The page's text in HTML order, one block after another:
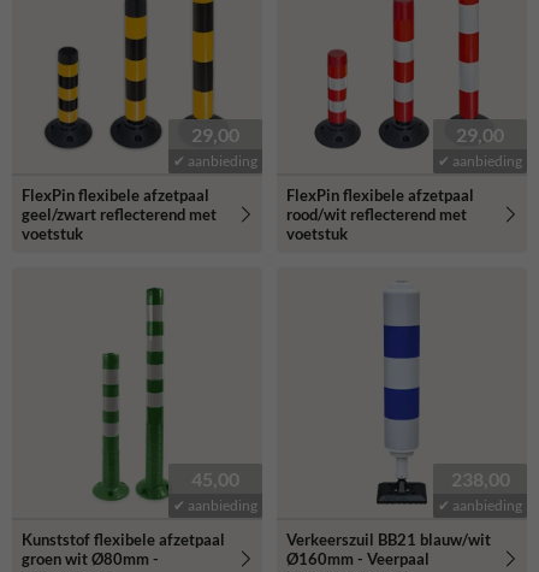
29,00
✔ aanbieding
FlexPin flexibele afzetpaal
geel/zwart reflecterend met
voetstuk
29,00
✔ aanbieding
FlexPin flexibele afzetpaal
rood/wit reflecterend met
voetstuk
45,00
✔ aanbieding
Kunststof flexibele afzetpaal
groen wit Ø80mm -
238,00
✔ aanbieding
Verkeerszuil BB21 blauw/wit
Ø160mm - Veerpaal